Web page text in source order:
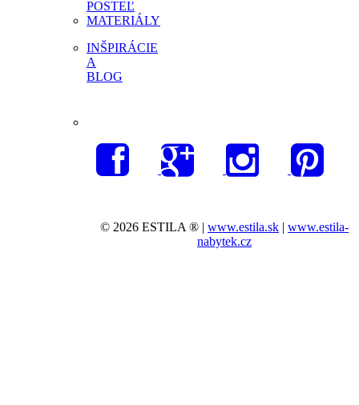
POSTEĽ
MATERIÁLY
INŠPIRÁCIE
A
BLOG
© 2026 ESTILA ® |www.estila.sk |www.estila-
nabytek.cz